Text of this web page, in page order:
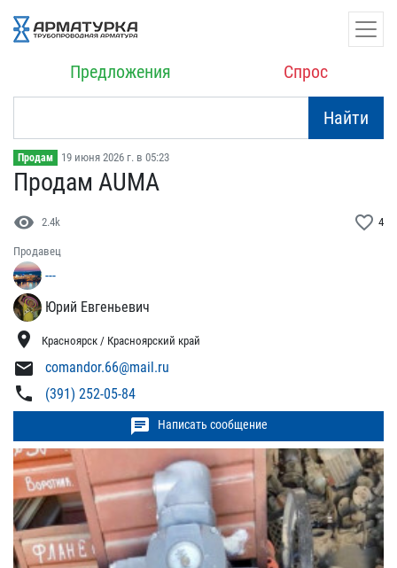
Предложения Спрос
Найти
Продам 19 июня 2026 г. в 05:23
Продам AUMA
visibility 2.4k favorite_border 4
Продавец
---
Юрий Евгеньевич
location_on Красноярск / Красноярский край
mail comandor.66@mail.ru
phone (391) 252-05-84
chat Написать сообщение